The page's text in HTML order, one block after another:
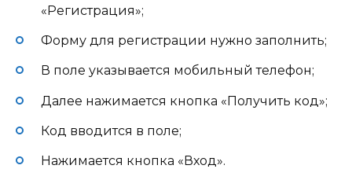
«Регистрация»;
Форму для регистрации нужно заполнить;
В поле указывается мобильный телефон;
Далее нажимается кнопка «Получить код»;
Код вводится в поле;
Нажимается кнопка «Вход».